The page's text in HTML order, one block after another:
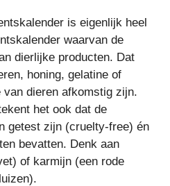
is eigenlijk heel
waarvan de
dierlijke producten. Dat
honing, gelatine of
van dieren afkomstig zijn.
het ook dat de
getest zijn (cruelty-free) én
bevatten. Denk aan
of karmijn (een rode